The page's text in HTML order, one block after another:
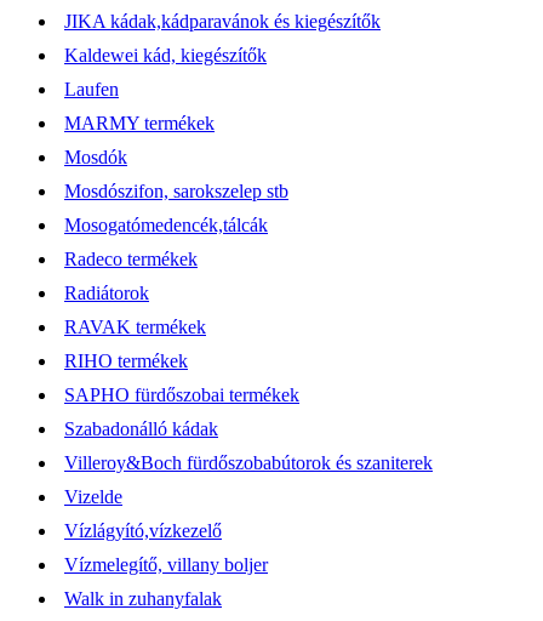
JIKA kádak,kádparavánok és kiegészítők
Kaldewei kád, kiegészítők
Laufen
MARMY termékek
Mosdók
Mosdószifon, sarokszelep stb
Mosogatómedencék,tálcák
Radeco termékek
Radiátorok
RAVAK termékek
RIHO termékek
SAPHO fürdőszobai termékek
Szabadonálló kádak
Villeroy&Boch fürdőszobabútorok és szaniterek
Vizelde
Vízlágyító,vízkezelő
Vízmelegítő, villany boljer
Walk in zuhanyfalak